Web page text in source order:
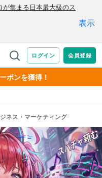
ポンを獲得！
ネス・マーケティング